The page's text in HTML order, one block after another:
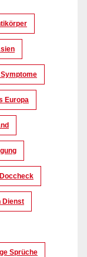
Europa
Doccheck
Dienst
Sprüche